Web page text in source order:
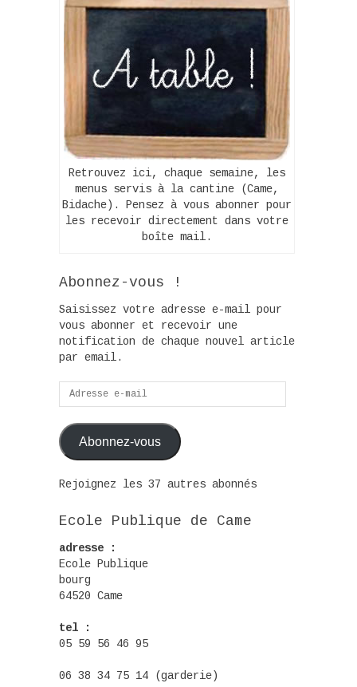
Retrouvez ici, chaque semaine, les
menus servis à la cantine (Came,
Bidache). Pensez à vous abonner pour
les recevoir directement dans votre
boîte mail.
Abonnez-vous !
Saisissez votre adresse e-mail pour
vous abonner et recevoir une
notification de chaque nouvel article
par email.
Adresse
e-
mail
Abonnez-vous
Rejoignez les 37 autres abonnés
Ecole Publique de Came
adresse :
Ecole Publique
bourg
64520 Came
tel :
05 59 56 46 95
06 38 34 75 14 (garderie)